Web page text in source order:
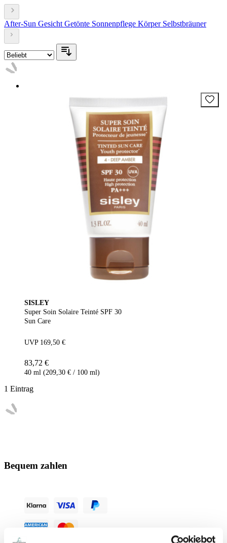
After-Sun Gesicht Getönte Sonnenpflege Körper Selbstbräuner
SISLEY
Super Soin Solaire Teinté SPF 30
Sun Care
UVP 169,50 €
83,72 €
40 ml (209,30 € / 100 ml)
1 Eintrag
Bequem zahlen